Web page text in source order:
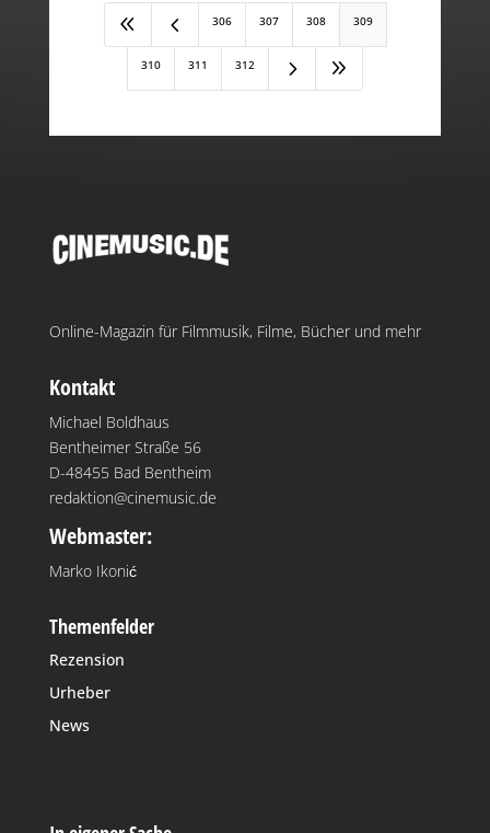
8 4 306 307 308 309
310 311 312 5 9
Online-Magazin für Filmmusik, Filme, Bücher und mehr
Kontakt
Michael Boldhaus
Bentheimer Straße 56
D-48455 Bad Bentheim
redaktion@cinemusic.de
Webmaster:
Marko Ikonić
Themenfelder
Rezension
Urheber
News